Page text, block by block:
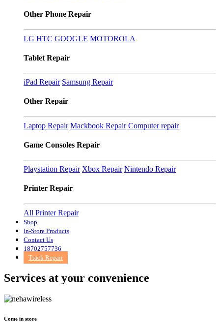
Other Phone Repair
LG HTC GOOGLE MOTOROLA
Tablet Repair
iPad Repair Samsung Repair
Other Repair
Laptop Repair Mackbook Repair Computer repair
Game Consoles Repair
Playstation Repair Xbox Repair Nintendo Repair
Printer Repair
All Printer Repair
Shop
In-Store Products
Contact Us
18702757736
Track Repair
Services at your convenience
Come in store